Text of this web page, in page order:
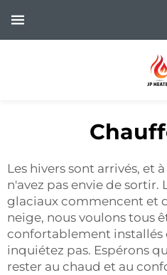
Les hivers sont arrivés, et
n'avez pas envie de sortir.
glaciaux commencent et
neige, nous voulons tous
confortablement installés
inquiétez pas. Espérons
rester au chaud et au